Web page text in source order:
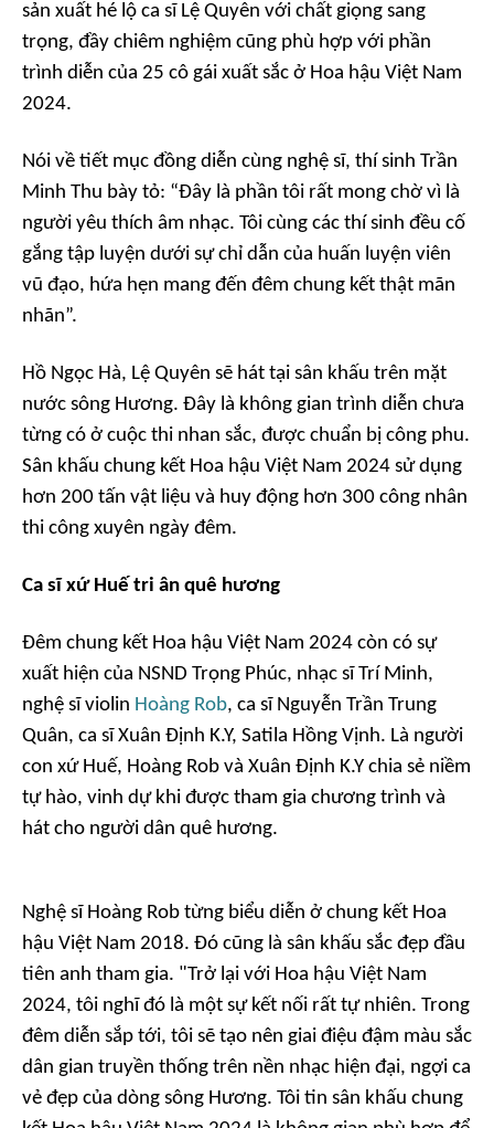
sản xuất hé lộ ca sĩ Lệ Quyên với chất giọng sang
trọng, đầy chiêm nghiệm cũng phù hợp với phần
trình diễn của 25 cô gái xuất sắc ở Hoa hậu Việt Nam
2024.
Nói về tiết mục đồng diễn cùng nghệ sĩ, thí sinh Trần
Minh Thu bày tỏ: “Đây là phần tôi rất mong chờ vì là
người yêu thích âm nhạc. Tôi cùng các thí sinh đều cố
gắng tập luyện dưới sự chỉ dẫn của huấn luyện viên
vũ đạo, hứa hẹn mang đến đêm chung kết thật mãn
nhãn”.
Hồ Ngọc Hà, Lệ Quyên sẽ hát tại sân khấu trên mặt
nước sông Hương. Đây là không gian trình diễn chưa
từng có ở cuộc thi nhan sắc, được chuẩn bị công phu.
Sân khấu chung kết Hoa hậu Việt Nam 2024 sử dụng
hơn 200 tấn vật liệu và huy động hơn 300 công nhân
thi công xuyên ngày đêm.
Ca sĩ xứ Huế tri ân quê hương
Đêm chung kết Hoa hậu Việt Nam 2024 còn có sự
xuất hiện của NSND Trọng Phúc, nhạc sĩ Trí Minh,
nghệ sĩ violin Hoàng Rob, ca sĩ Nguyễn Trần Trung
Quân, ca sĩ Xuân Định K.Y, Satila Hồng Vịnh. Là người
con xứ Huế, Hoàng Rob và Xuân Định K.Y chia sẻ niềm
tự hào, vinh dự khi được tham gia chương trình và
hát cho người dân quê hương.
Nghệ sĩ Hoàng Rob từng biểu diễn ở chung kết Hoa
hậu Việt Nam 2018. Đó cũng là sân khấu sắc đẹp đầu
tiên anh tham gia. "Trở lại với Hoa hậu Việt Nam
2024, tôi nghĩ đó là một sự kết nối rất tự nhiên. Trong
đêm diễn sắp tới, tôi sẽ tạo nên giai điệu đậm màu sắc
dân gian truyền thống trên nền nhạc hiện đại, ngợi ca
vẻ đẹp của dòng sông Hương. Tôi tin sân khấu chung